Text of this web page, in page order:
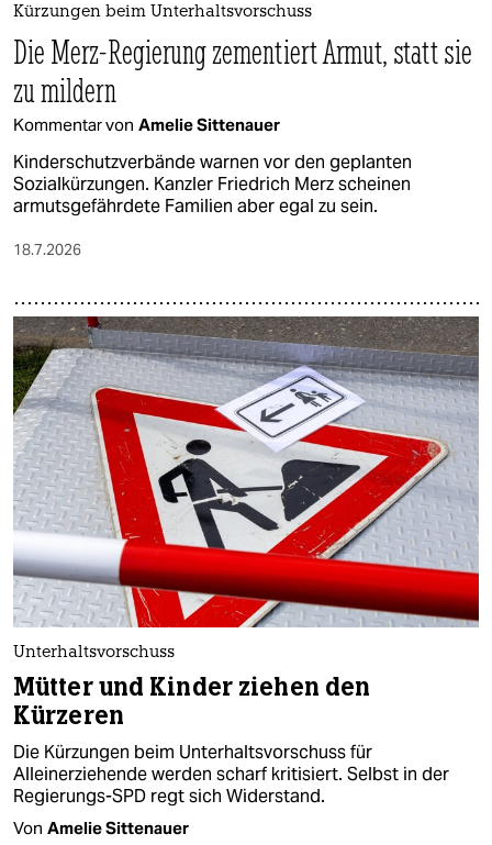
Kürzungen beim Unterhaltsvorschuss
Die Merz-Regierung zementiert Armut, statt sie
zu mildern
Kommentar von Amelie Sittenauer
Kinderschutzverbände warnen vor den geplanten
Sozialkürzungen. Kanzler Friedrich Merz scheinen
armutsgefährdete Familien aber egal zu sein.
18.7.2026
Unterhaltsvorschuss
Mütter und Kinder ziehen den
Kürzeren
Die Kürzungen beim Unterhaltsvorschuss für
Alleinerziehende werden scharf kritisiert. Selbst in der
Regierungs-SPD regt sich Widerstand.
Von Amelie Sittenauer